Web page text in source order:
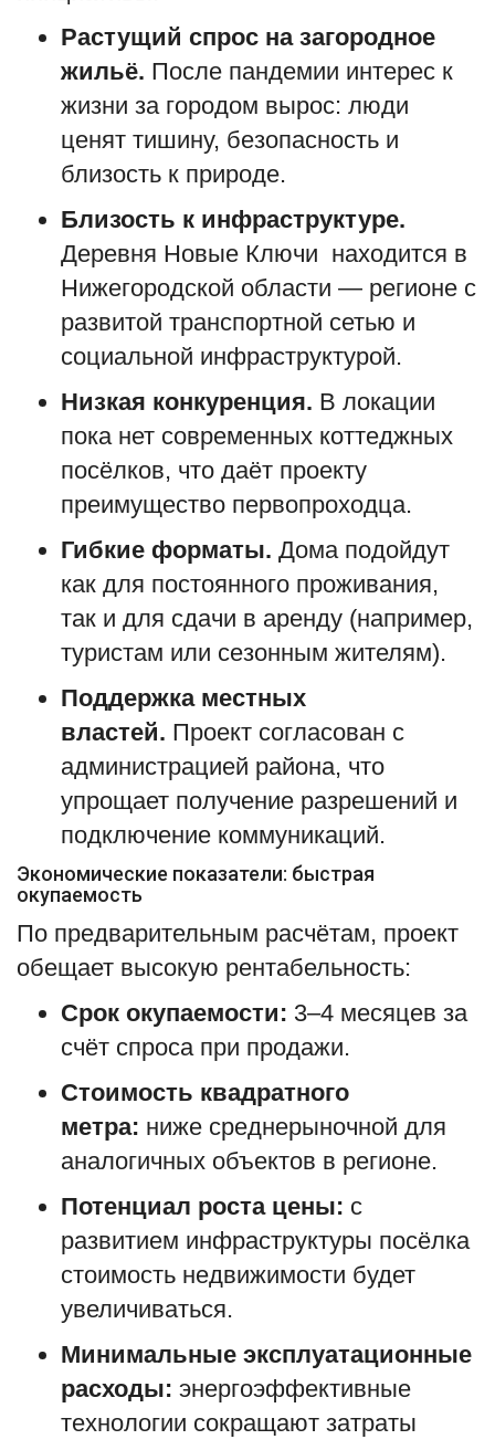
Растущий спрос на загородное
жильё. После пандемии интерес к
жизни за городом вырос: люди
ценят тишину, безопасность и
близость к природе.
Близость к инфраструктуре.
Деревня Новые Ключи находится в
Нижегородской области — регионе с
развитой транспортной сетью и
социальной инфраструктурой.
Низкая конкуренция. В локации
пока нет современных коттеджных
посёлков, что даёт проекту
преимущество первопроходца.
Гибкие форматы. Дома подойдут
как для постоянного проживания,
так и для сдачи в аренду (например,
туристам или сезонным жителям).
Поддержка местных
властей. Проект согласован с
администрацией района, что
упрощает получение разрешений и
подключение коммуникаций.
Экономические показатели: быстрая
окупаемость
По предварительным расчётам, проект
обещает высокую рентабельность:
Срок окупаемости: 3–4 месяцев за
счёт спроса при продажи.
Стоимость квадратного
метра: ниже среднерыночной для
аналогичных объектов в регионе.
Потенциал роста цены: с
развитием инфраструктуры посёлка
стоимость недвижимости будет
увеличиваться.
Минимальные эксплуатационные
расходы: энергоэффективные
технологии сокращают затраты